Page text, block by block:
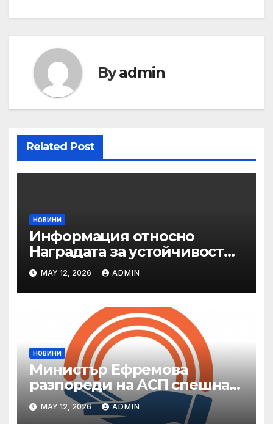
Byadmin
Related Post
НОВИНИ
Информация относно
Наградата за устойчивост
на ОАЕ „Зайед“
MAY 12, 2026 ADMIN
НОВИНИ
Министър Ефремова
разпореди на АСП спешна
готовност за оказване на
подкрепа на пострадали от
MAY 12, 2026 ADMIN